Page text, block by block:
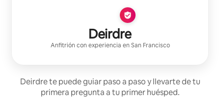
Deirdre
Anfitrión con experiencia en San Francisco
Deirdre te puede guiar paso a paso y llevarte de tu
primera pregunta a tu primer huésped.